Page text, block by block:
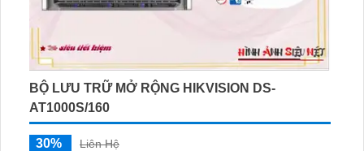
BỘ LƯU TRỮ MỞ RỘNG HIKVISION DS-
AT1000S/160
30%
Liên Hệ